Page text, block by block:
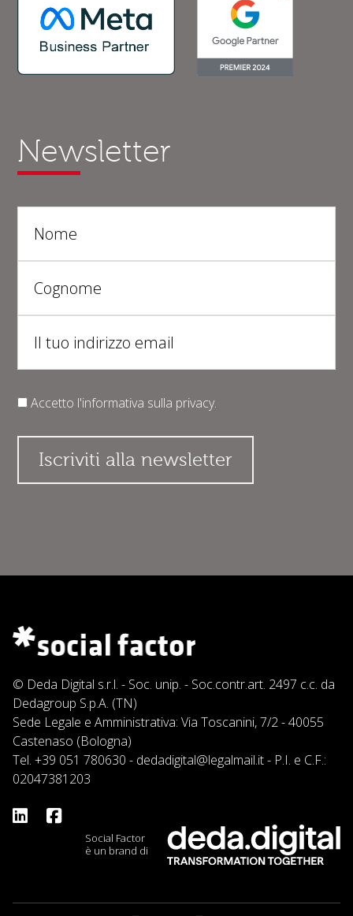
Newsletter
Accetto l'informativa sulla privacy.
© Deda Digital s.r.l. - Soc. unip. - Soc.contr.art. 2497 c.c. da
Dedagroup S.p.A. (TN)
Sede Legale e Amministrativa: Via Toscanini, 7/2 - 40055
Castenaso (Bologna)
Tel. +39 051 780630 - dedadigital@legalmail.it- P.I. e C.F.:
02047381203
Social Factor
è un brand di